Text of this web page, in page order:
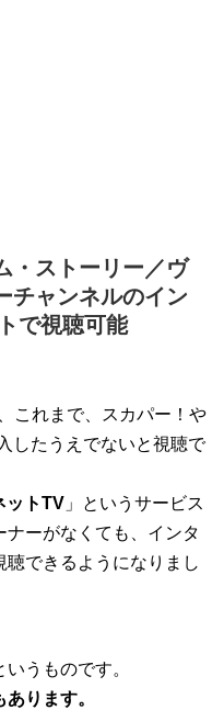
・ストーリー／ヴ
チャンネルのイン
で視聴可能
これまで、スカパー！や
したうえでないと視聴で
ットTV 」というサービス
ーがなくても、インタ
できるようになりまし
うものです。
ります。